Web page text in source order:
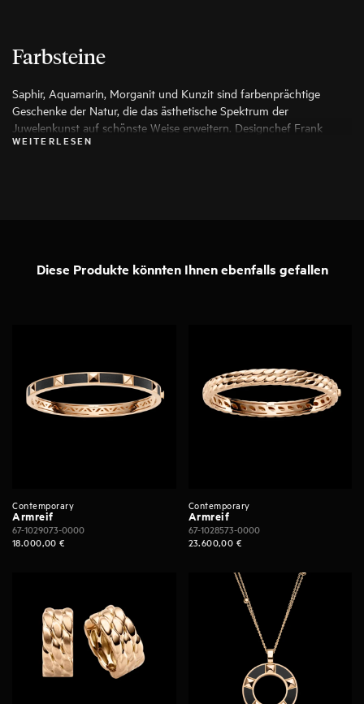
Farbsteine
Saphir, Aquamarin, Morganit und Kunzit sind farbenprächtige
Geschenke der Natur, die das ästhetische Spektrum der
Juwelenkunst auf schönste Weise erweitern. Designchef Frank
Maier wählt für seine Arbeiten ausschließlich die besten Exemplare
WEITERLESEN
Diese Produkte könnten Ihnen ebenfalls gefallen
Contemporary
Armreif
67-1029073-0000
18.000,00€
Contemporary
Armreif
67-1028573-0000
23.600,00 €